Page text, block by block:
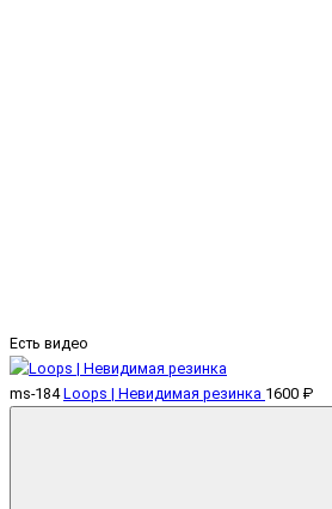
Есть видео
ms-184 Loops | Невидимая резинка 1600 ₽